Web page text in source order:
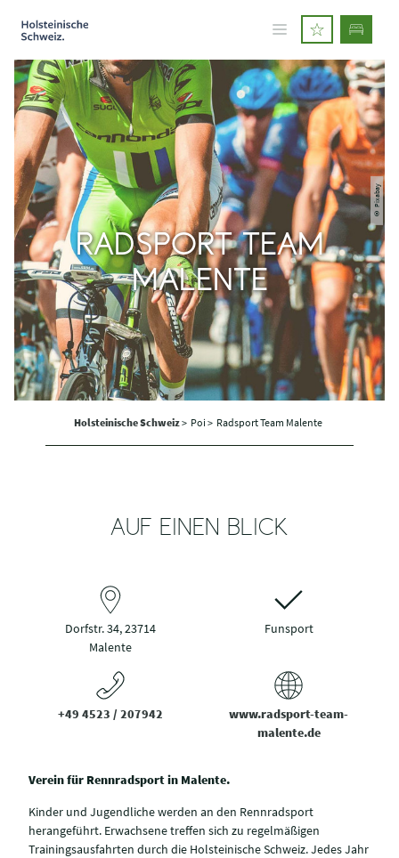
© Pixabay
RADSPORT TEAM
MALENTE
Holsteinische Schweiz> Poi > Radsport Team Malente
AUF EINEN BLICK
Dorfstr. 34, 23714
Malente
Funsport
+49 4523 / 207942
www.radsport-team-
malente.de
Verein für Rennradsport in Malente.
Kinder und Jugendliche werden an den Rennradsport
herangeführt. Erwachsene treffen sich zu regelmäßigen
Trainingsausfahrten durch die Holsteinische Schweiz. Jedes Jahr